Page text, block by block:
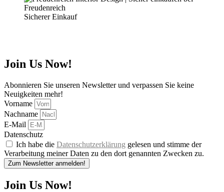
Sicherer Einkauf
Join Us Now!
Abonnieren Sie unseren Newsletter und verpassen Sie keine
Neuigkeiten mehr!
Vorname
Nachname
E-Mail
Datenschutz
Ich habe die Datenschutzerklärung gelesen und stimme der
Verarbeitung meiner Daten zu den dort genannten Zwecken zu.
Zum Newsletter anmelden!
Join Us Now!